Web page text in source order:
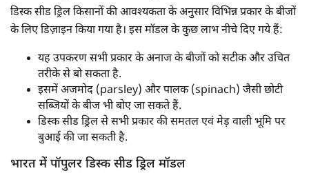
डिस्क सीड ड्रिल किसानों की आवश्यकता के अनुसार विभिन्न प्रकार के बीजों
के लिए डिज़ाइन किया गया है। इस मॉडल के कुछ लाभ नीचे दिए गये हैं:
यह उपकरण सभी प्रकार के अनाज के बीजों को सटीक और उचित
तरीके से बो सकता है.
इसमें अजमोद (parsley) और पालक (spinach) जैसी छोटी
सब्जियों के बीज भी बोए जा सकते हैं.
डिस्क सीड ड्रिल से सभी प्रकार की समतल एवं मेड़ वाली भूमि पर
बुआई की जा सकती है.
भारत में पॉपुलर डिस्क सीड ड्रिल मॉडल